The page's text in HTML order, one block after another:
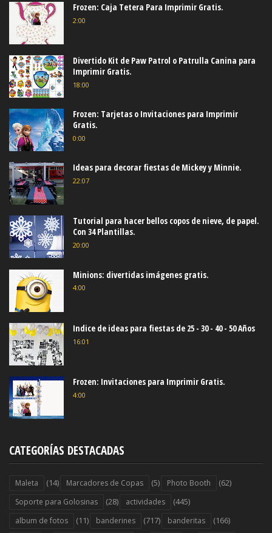
Frozen: Caja Tetera Para Imprimir Gratis.
2:00
Divertido Kit de Paw Patrol o Patrulla Canina para
Imprimir Gratis.
18:00
Frozen: Tarjetas o Invitaciones para Imprimir
Gratis.
0:00
Ideas para decorar fiestas de Mickey y Minnie.
22:07
Tutorial para hacer bellos copos de nieve, de papel.
Con 34 Plantillas.
20:00
Minions: divertidas imágenes gratis.
4:00
Indice de ideas para fiestas de 25 - 30 - 40 - 50 Años
16:01
Frozen: Invitaciones para Imprimir Gratis.
4:00
CATEGORÍAS DESTACADAS
Maleta (14) Marcadores de Copas (5) Photo Booth (62)
Soporte para Golosinas (28) actividades (445)
album de fotos (11) banderines (717) banderitas (166)